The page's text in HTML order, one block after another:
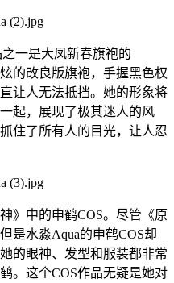
一是大凤新春旗袍的
的改良版旗袍，手握黑色权
让人无法抵挡。她的形象将
起，展现了极其迷人的风
住了所有人的目光，让人忍
中的申鹤COS。尽管《原
是水淼Aqua的申鹤COS却
的眼神、发型和服装都非常
。这个COS作品无疑是她对